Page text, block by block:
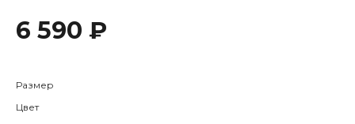
6 590 ₽
Размер
Цвет